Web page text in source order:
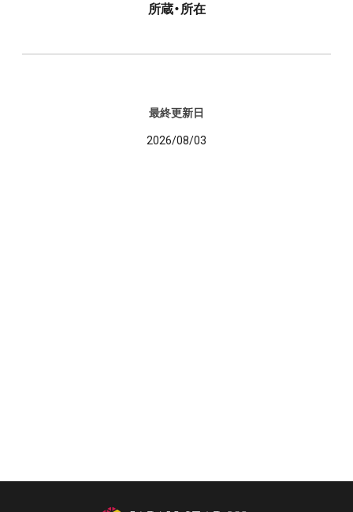
所蔵・所在
最終更新日
2026/08/03